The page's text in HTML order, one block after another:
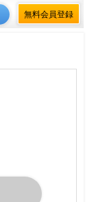
無料会員登録